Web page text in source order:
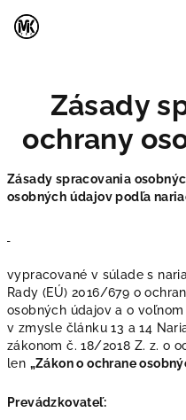
obsah
Zásady
ochrany
Zásady spracovania
osobných údajov podľa
vypracované v súlade s
Rady (EÚ) 2016/679 o
osobných údajov a o
v zmysle článku 13 a 14
zákonom č. 18/2018 Z. z. o
len „Zákon o ochrane
Prevádzkovateľ: